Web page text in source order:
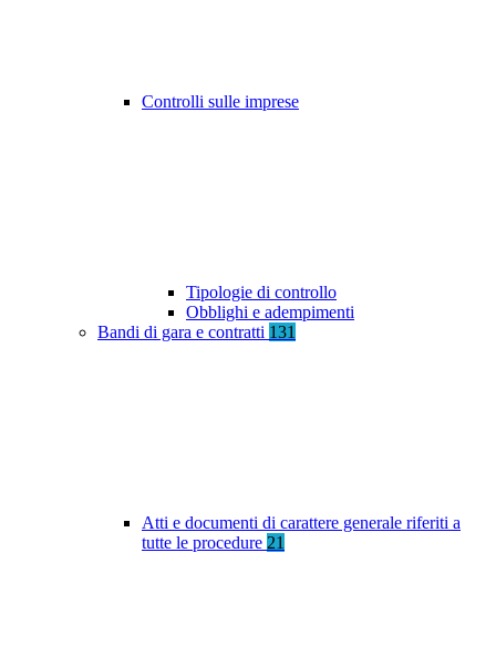
Controlli sulle imprese
Tipologie di controllo
Obblighi e adempimenti
Bandi di gara e contratti 131
Atti e documenti di carattere generale riferiti a
tutte le procedure 21